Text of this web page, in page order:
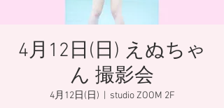
4月12日(日) えぬちゃ
ん 撮影会
4月12日(日) studio ZOOM 2F